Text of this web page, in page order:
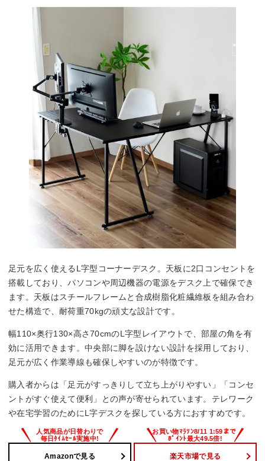
足元を広く使えるL字型コーナーデスク。天板に2口コンセントを
搭載しており、パソコンや周辺機器の電源をデスク上で確保でき
ます。天板はスチールフレームと合成樹脂化粧繊維板を組み合わ
せた構造で、耐荷重70kgの頑丈な設計です。
幅110×奥行130×高さ70cmのL字型レイアウトで、部屋の角を有
効に活用できます。中央部に脚を設けない設計を採用しており、
足元が広く作業導線も確保しやすいのが特徴です。
購入者からは「足元がすっきりして立ち上がりやすい」「コンセ
ントがすぐ使えて便利」との声が寄せられています。テレワーク
や在宅学習のためにL字デスクを探している方におすすめです。
Amazonで見る 楽天市場で見る